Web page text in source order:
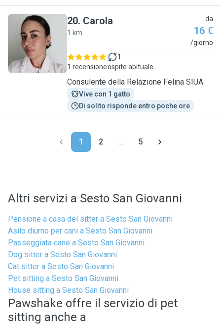
C
20. Carola
1 km
da
16 €
/giorno
1 recensione
1
ospite abituale
Consulente della Relazione Felina SIUA
Vive con 1 gatto
Di solito risponde entro poche ore
1 2 ... 5
Altri servizi a Sesto San Giovanni
Pensione a casa del sitter a Sesto San Giovanni
Asilo diurno per cani a Sesto San Giovanni
Passeggiata cane a Sesto San Giovanni
Dog sitter a Sesto San Giovanni
Cat sitter a Sesto San Giovanni
Pet sitting a Sesto San Giovanni
House sitting a Sesto San Giovanni
Pawshake offre il servizio di pet
sitting anche a